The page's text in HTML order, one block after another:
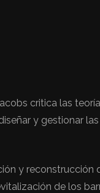
critica las
y gestionar las
y reconstrucción
de los